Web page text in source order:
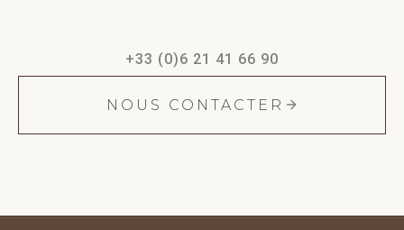
+33 (0)6 21 41 66 90
NOUS CONTACTER